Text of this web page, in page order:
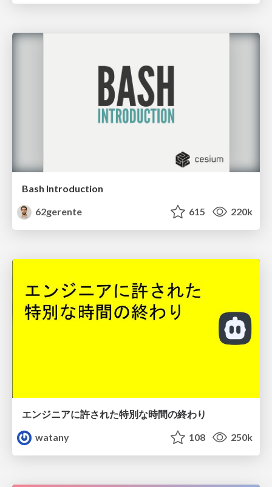
Bash Introduction
62gerente
615 220k
エンジニアに許された特別な時間の終わり
watany
108 250k